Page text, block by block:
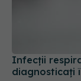
Infecții
diagnosticați